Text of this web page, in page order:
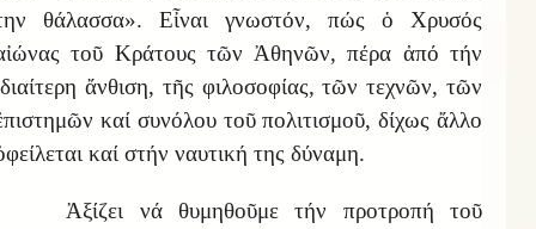
θάλασσα». Εἶναι γνωστόν, πώς ὁ Χρυσός
τοῦ Κράτους τῶν Ἀθηνῶν, πέρα ἀπό τήν
ἄνθιση, τῆς φιλοσοφίας, τῶν τεχνῶν, τῶν
καί συνόλου τοῦ πολιτισμοῦ, δίχως ἄλλο
καί στήν ναυτική της δύναμη.
Ἀξίζει νά θυμηθοῦμε τήν προτροπή τοῦ